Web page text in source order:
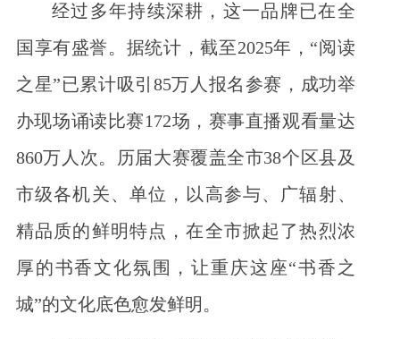
经过多年持续深耕，这一品牌已在全
国享有盛誉。据统计，截至2025年，“阅读
之星”已累计吸引85万人报名参赛，成功举
办现场诵读比赛172场，赛事直播观看量达
860万人次。历届大赛覆盖全市38个区县及
市级各机关、单位，以高参与、广辐射、
精品质的鲜明特点，在全市掀起了热烈浓
厚的书香文化氛围，让重庆这座“书香之
城”的文化底色愈发鲜明。